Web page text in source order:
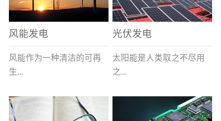
米；（3） 相对湿度：日
平均不大于95％，月平均
不大于90％；（4）周围空
或可燃性气体、水蒸汽和
盐类过度污染；（5） 当
围变压器油的温度上限不
超过105℃。型号说明
数
风能发电
风能作为一种清洁的可再
生...
能源，越来越受到世界各
光伏发电
太阳能是人类取之不尽用
之...
不竭的可再生能源，具有